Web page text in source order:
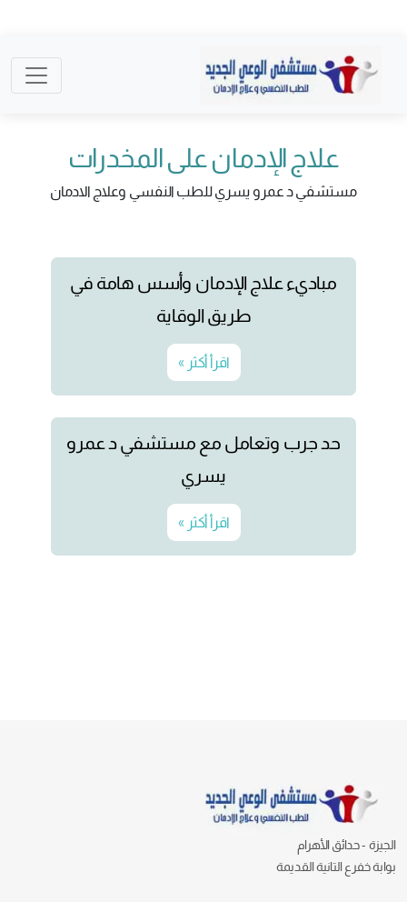
علاج الإدمان على المخدرات
مستشفي د عمرو يسري للطب النفسي وعلاج الادمان
مباديء علاج الإدمان وأسس هامة في
طريق الوقاية
اقرأ أكثر »
حد جرب وتعامل مع مستشفي د عمرو
يسري
اقرأ أكثر »
الجيزة - حدائق الأهرام
بوابة خفرع التانية القديمة